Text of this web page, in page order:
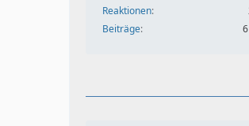
Reaktionen
Beiträge